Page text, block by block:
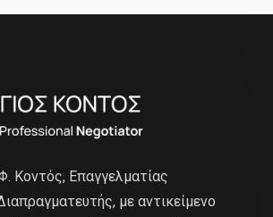
Κοντός, Επαγγελματίας
με αντικείμενο